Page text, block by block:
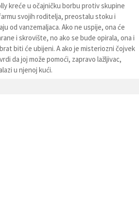
kreće u očajničku borbu protiv skupine
svojih roditelja, preostalu stoku i
od vanzemaljaca. Ako ne uspije, ona će
i skrovište, no ako se bude opirala, ona i
biti će ubijeni. A ako je misteriozni čojvek
da joj može pomoći, zapravo lažljivac,
u njenoj kući.